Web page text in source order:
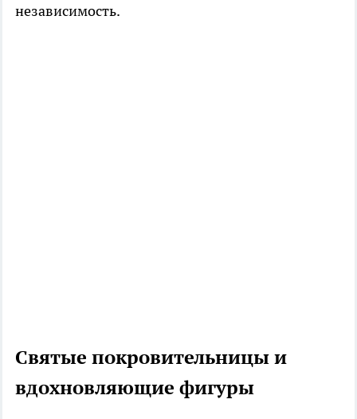
независимость.​
Святые покровительницы и
вдохновляющие фигуры